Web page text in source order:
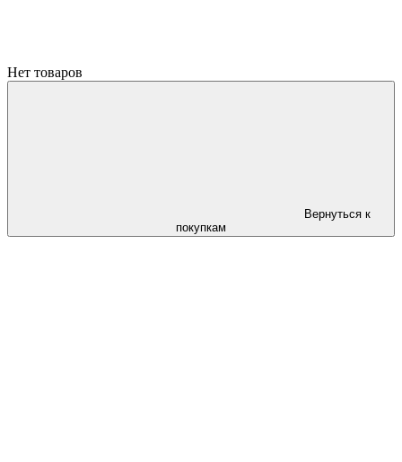
Нет товаров
Вернуться к
покупкам